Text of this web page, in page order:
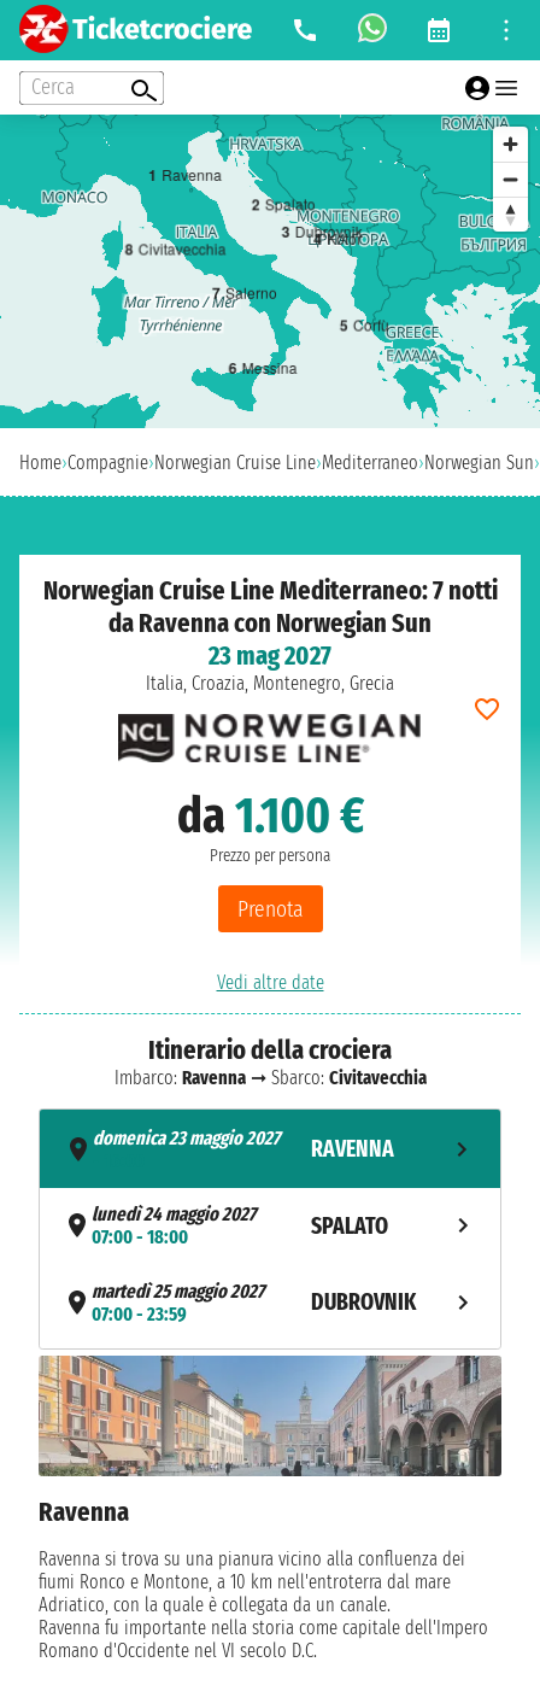
Cerca
1 Ravenna
2 Spalato
3 Dubrovnik
4 Kotor
5 Corfù
6 Messina
7 Salerno
8 Civitavecchia
Home›Compagnie›Norwegian Cruise Line›Mediterraneo›Norwegian Sun›
Norwegian Cruise Line Mediterraneo: 7 notti
da Ravenna con Norwegian Sun
23 mag 2027
Italia, Croazia, Montenegro, Grecia
da1.100 €
Prezzo per persona
Prenota
Vedi altre date
Itinerario della crociera
Imbarco: Ravenna➞ Sbarco: Civitavecchia
domenica 23 maggio 2027
RAVENNA
lunedì 24 maggio 2027
07:00 - 18:00
SPALATO
martedì 25 maggio 2027
07:00 - 23:59
DUBROVNIK
mercoledì 26 maggio 2027
07:00 - 17:00
KOTOR
giovedì 27 maggio 2027
08:00 - 17:00
CORFÙ
venerdì 28 maggio 2027
sabato 29 maggio 2027
07:00 - 18:00
SALERNO
Ravenna
Ravenna si trova su una pianura vicino alla confluenza dei
fiumi Ronco e Montone, a 10 km nell'entroterra dal mare
Adriatico, con la quale è collegata da un canale.
Ravenna fu importante nella storia come capitale dell'Impero
Romano d'Occidente nel VI secolo D.C.